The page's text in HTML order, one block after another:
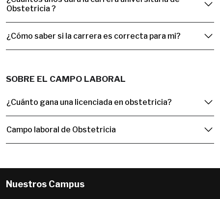
Obstetricia ?
¿Cómo saber si la carrera es correcta para mi?
SOBRE EL CAMPO LABORAL
¿Cuánto gana una licenciada en obstetricia?
Campo laboral de Obstetricia
Nuestros Campus